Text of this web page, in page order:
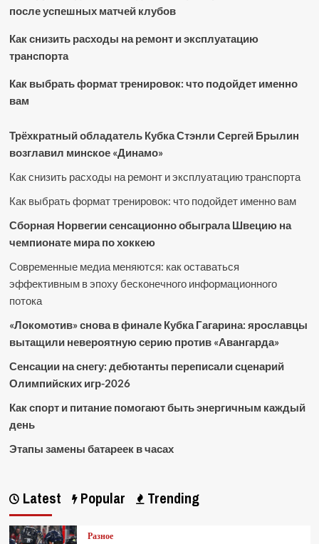
после успешных матчей клубов
Как снизить расходы на ремонт и эксплуатацию
транспорта
Как выбрать формат тренировок: что подойдет именно
вам
Трёхкратный обладатель Кубка Стэнли Сергей Брылин
возглавил минское «Динамо»
Как снизить расходы на ремонт и эксплуатацию транспорта
Как выбрать формат тренировок: что подойдет именно вам
Сборная Норвегии сенсационно обыграла Швецию на
чемпионате мира по хоккею
Современные медиа меняются: как оставаться
эффективным в эпоху бесконечного информационного
потока
«Локомотив» снова в финале Кубка Гагарина: ярославцы
вытащили невероятную серию против «Авангарда»
Сенсации на снегу: дебютанты переписали сценарий
Олимпийских игр-2026
Как спорт и питание помогают быть энергичным каждый
день
Этапы замены батареек в часах
Latest Popular Trending
Разное